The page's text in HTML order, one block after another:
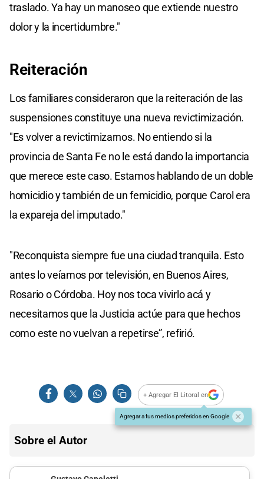
traslado. Ya hay un manoseo que extiende nuestro
dolor y la incertidumbre."
Reiteración
Los familiares consideraron que la reiteración de las
suspensiones constituye una nueva revictimización.
"Es volver a revictimizarnos. No entiendo si la
provincia de Santa Fe no le está dando la importancia
que merece este caso. Estamos hablando de un doble
homicidio y también de un femicidio, porque Carol era
la expareja del imputado."
"Reconquista siempre fue una ciudad tranquila. Esto
antes lo veíamos por televisión, en Buenos Aires,
Rosario o Córdoba. Hoy nos toca vivirlo acá y
necesitamos que la Justicia actúe para que hechos
como este no vuelvan a repetirse”, refirió.
+ Agregar El Litoral en
Agregar a tus medios preferidos en Google
Sobre el Autor